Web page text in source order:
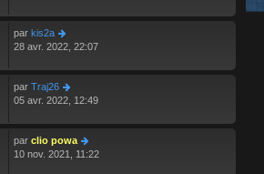
par kis2a
28 avr. 2022, 22:07
par Traj26
05 avr. 2022, 12:49
par clio powa
10 nov. 2021, 11:22